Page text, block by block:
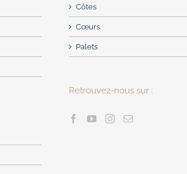
Côtes
Cœurs
Palets
Retrouvez-nous sur :